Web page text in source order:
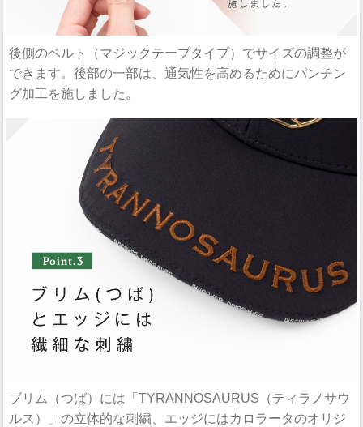
後側のベルト（マジックテープタイプ）でサイズの調整が
できます。後部の一部は、通気性を高めるためにパンチン
グ加工を施しました。
ブリム（つば）には「TYRANNOSAURUS（ティラノサウ
ルス）」の立体的な刺繍、エッジにはカロラータのオリジ